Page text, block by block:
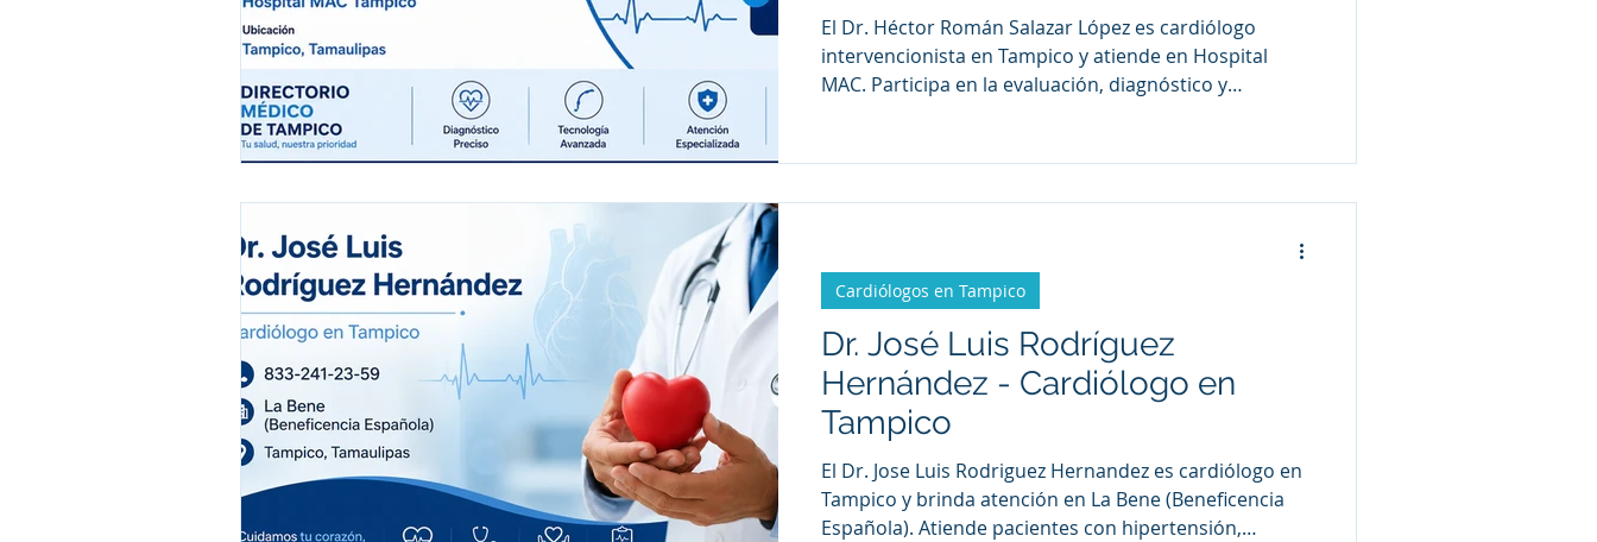
El Dr. Héctor Román Salazar López es cardiólogo
intervencionista en Tampico y atiende en Hospital
MAC. Participa en la evaluación, diagnóstico y
cateterismo cardíaco y otras técnicas de cardiología
intervencionista.
Dr. José Luis Rodríguez
Hernández - Cardiólogo en
Tampico
El Dr. Jose Luis Rodriguez Hernandez es cardiólogo en
Tampico y brinda atención en La Bene (Beneficencia
Española). Atiende pacientes con hipertensión,
Cardiólogos en Tampico